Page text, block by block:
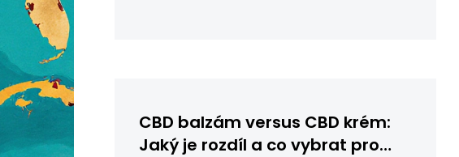
CBD balzám versus CBD krém:
Jaký je rozdíl a co vybrat pro